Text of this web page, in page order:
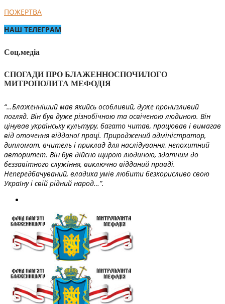
ПОЖЕРТВА
НАШ ТЕЛЕГРАМ
Соц.медіа
СПОГАДИ ПРО БЛАЖЕННОСПОЧИЛОГО
МИТРОПОЛИТА МЕФОДІЯ
“…Блаженніший мав якийсь особливий, дуже пронизливий
погляд. Він був дуже різнобічною та освіченою людиною. Він
цінував українську культуру, багато читав, працював і вимагав
від оточення відданої праці. Природжений адміністратор,
дипломат, вчитель і приклад для наслідування, непохитний
авторитет. Він був дійсно щирою людиною, здатним до
беззавітного служіння, виключно відданий правді.
Непередбачуваний, владика умів любити безкорисливо свою
Україну і свій рідний народ…”.